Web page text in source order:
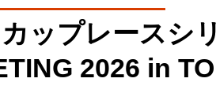
ップレースシ
2026 in